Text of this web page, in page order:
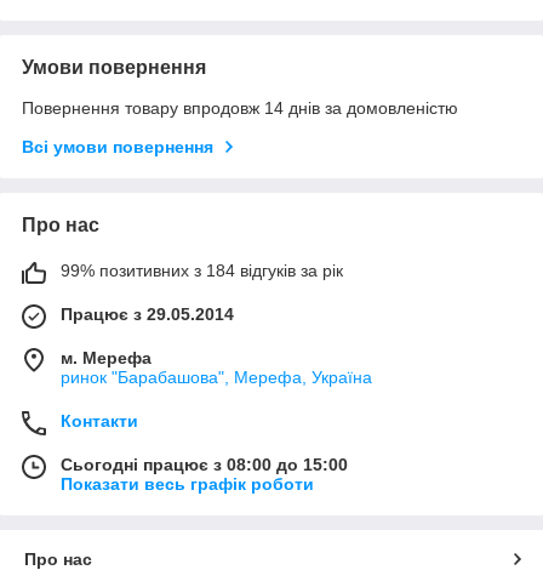
Умови повернення
Повернення товару впродовж 14 днів за домовленістю
Всі умови повернення
Про нас
99% позитивних з 184 відгуків за рік
Працює з 29.05.2014
м. Мерефа
ринок "Барабашова", Мерефа, Україна
Контакти
Сьогодні працює з 08:00 до 15:00
Показати весь графік роботи
Про нас